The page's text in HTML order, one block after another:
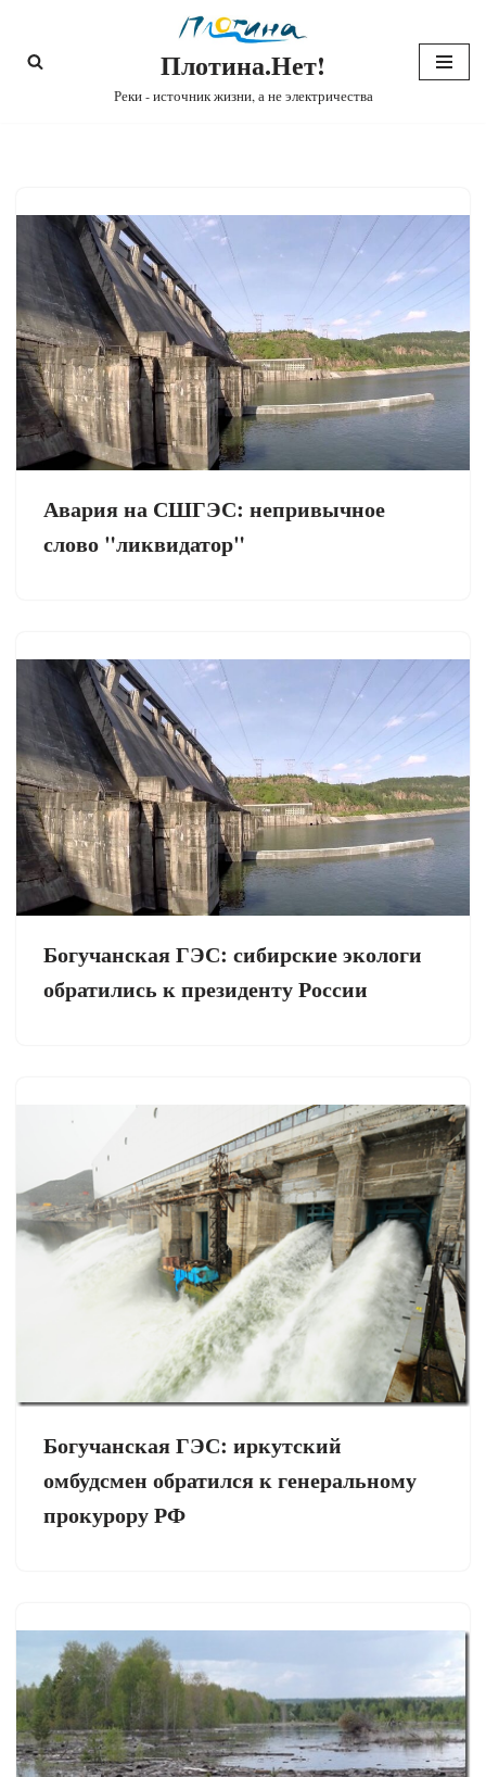
Перейти
Плотина.Нет!
Реки - источник жизни, а не электричества
Авария на СШГЭС: непривычное
слово "ликвидатор"
Богучанская ГЭС: сибирские экологи
обратились к президенту России
Богучанская ГЭС: иркутский
омбудсмен обратился к генеральному
прокурору РФ